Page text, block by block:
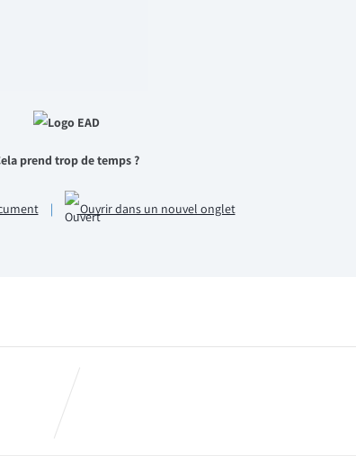
prend trop de temps ?
| Ouvrir dans un nouvel onglet